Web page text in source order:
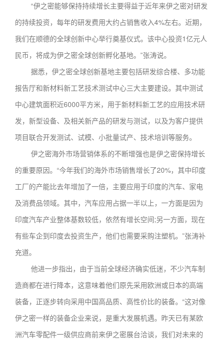
“伊之密能够保持持续增长主要得益于近年来伊之密对研发
的持续投资，每年的研发费用大约占销售收入4%左右。近期，
我们在顺德的全球创新中心举行奠基仪式。该中心投资1亿元人
民币，将成为伊之密全球创新孵化基地。”张涛说。
据悉，伊之密全球创新基地主要包括研发综合楼、多功能
报告厅和新材料新工艺技术测试中心三大主要建设。其中测试
中心建筑面积近6000平方米，用于新材料新工艺的应用技术研
发，新型设备、及相关新产品的研发与测试，以及为客户提供
项目联合开发测试、试模、小批量试产、技术培训等服务。
伊之密海外市场营销体系的不断增强也是伊之密保持增长
的重要原因。“今年我们的海外市场销售增长了20%，其中印度
工厂的产能比去年增加了一倍，主要应用于印度的汽车、家电
及消费品领域。其中，汽车应用占据一半以上，一方面是因为
印度汽车产业整体基数较低，依然有增长空间;另一方面，现在
有些车企到印度去投资生产，他们也需要采购注塑机。”张涛补
充道。
他进一步指出，由于当前全球经济确实低迷，不少汽车制
造商都在进行降本，这意味着他们原先采用欧洲或日本的高端
装备，正逐步转向采用中国高品质、高性价比的装备。“这对像
伊之密一样的装备企业来说，是重大发展机遇。昨天已有某欧
洲汽车零配件一级供应商前来伊之密展台洽谈，我们对未来的